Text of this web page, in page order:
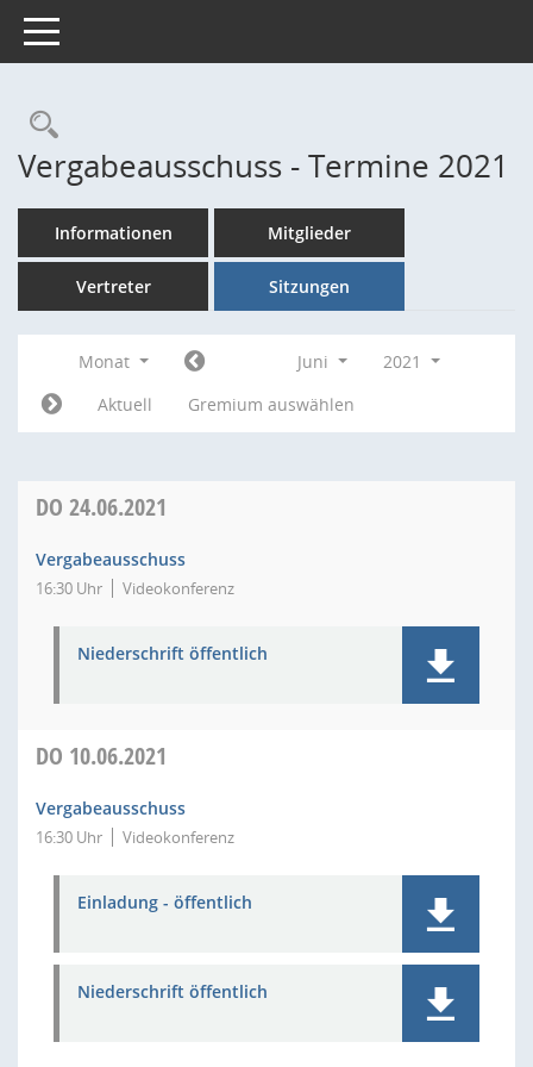
Toggle navigation
Rechercheauswahl
Vergabeausschuss - Termine 2021
Informationen Mitglieder
Vertreter Sitzungen
Monat Juni
2021
Aktuell
Gremium auswählen
DO 24.06.2021
Vergabeausschuss
16:30 Uhr Videokonferenz
Niederschrift öffentlich
DO 10.06.2021
Vergabeausschuss
16:30 Uhr Videokonferenz
Einladung - öffentlich
Niederschrift öffentlich